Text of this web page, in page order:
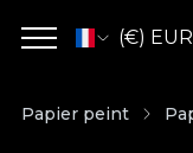
(€) EUR
Papier peint